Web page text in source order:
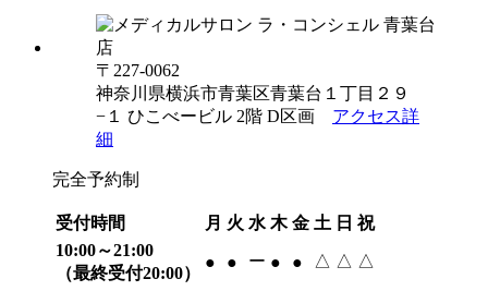
〒227-0062
神奈川県横浜市青葉区青葉台１丁目２９
−１ ひこべービル 2階 D区画 アクセス詳
細
完全予約制
受付時間 月 火 水 木 金 土 日 祝
10:00～21:00
（最終受付20:00）
● ● ー ● ● △ △ △